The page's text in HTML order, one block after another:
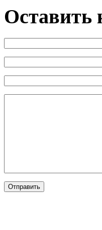
Оставить
Отправить